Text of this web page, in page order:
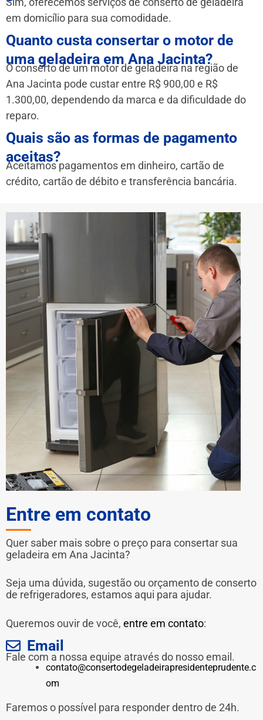
em domicílio para sua comodidade.
Quanto custa consertar o motor de
uma geladeira em Ana Jacinta?
O conserto de um motor de geladeira na região de
Ana Jacinta pode custar entre R$ 900,00 e R$
1.300,00, dependendo da marca e da dificuldade do
reparo.
Quais são as formas de pagamento
aceitas?
Aceitamos pagamentos em dinheiro, cartão de
crédito, cartão de débito e transferência bancária.
Entre em contato
Quer saber mais sobre o preço para consertar sua
geladeira em Ana Jacinta?
Seja uma dúvida, sugestão ou orçamento de conserto
de refrigeradores, estamos aqui para ajudar.
Queremos ouvir de você, entre em contato:
Email
Fale com a nossa equipe através do nosso email.
contato@consertodegeladeirapresidenteprudente.c
om
Faremos o possível para responder dentro de 24h.